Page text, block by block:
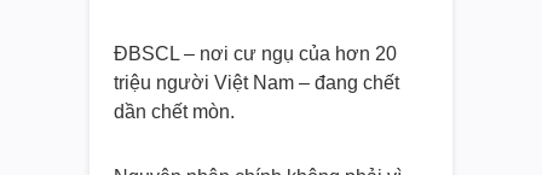
ĐBSCL – nơi cư ngụ của hơn 20
triệu người Việt Nam – đang chết
dần chết mòn.